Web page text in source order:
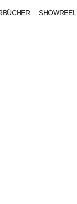
SHOWREEL